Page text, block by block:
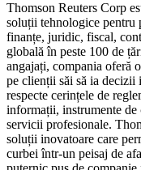
Thomson Reuters Corp
soluții tehnologice
finanțe, juridic, fiscal,
globală în peste 100 de
angajați, compania oferă
pe clienții săi să ia decizii
respecte cerințele de
informații, instrumente de
servicii profesionale.
soluții inovatoare care
curbei într-un peisaj de